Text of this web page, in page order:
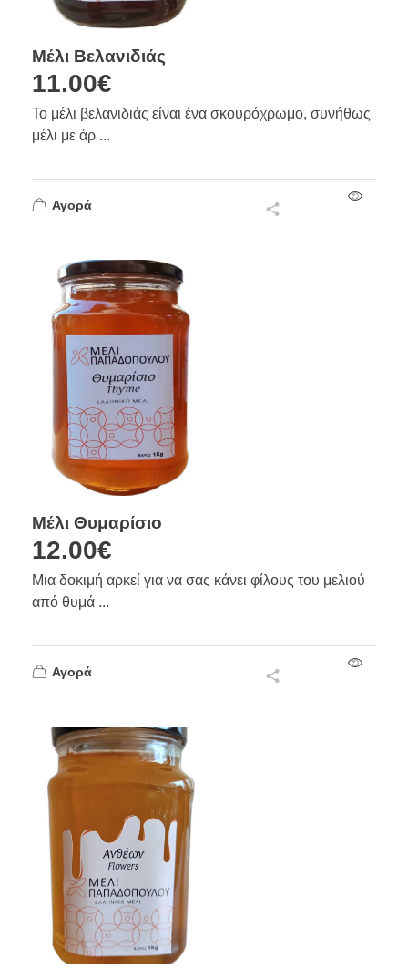
Μέλι Βελανιδιάς
11.00€
Το μέλι βελανιδιάς είναι ένα σκουρόχρωμο, συνήθως
μέλι με άρ ...
Αγορά
Μέλι Θυμαρίσιο
12.00€
Μια δοκιμή αρκεί για να σας κάνει φίλους του μελιού
από θυμά ...
Αγορά